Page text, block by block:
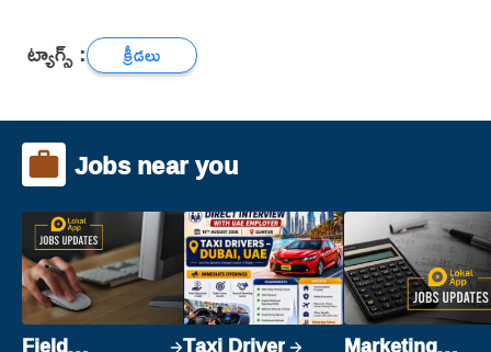
ట్యాగ్స్ : క్రీడలు
Jobs near you